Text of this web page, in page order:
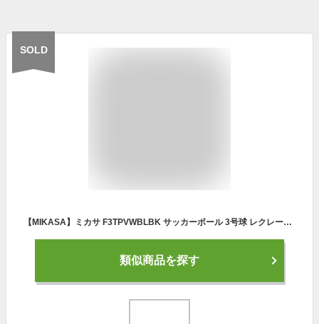
SOLD
【MIKASA】ミカサ F3TPVWBLBK サッカーボール 3号球 レクレーション用 ホワイトxブルー[サッカーボール/ボール/レクリエーション/部活/クラブ]【RCP】
類似商品を探す